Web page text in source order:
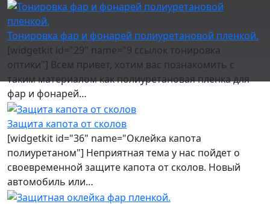
Тонировка фар и фонарей полиуретановой пленкой.
[widgetkit id="29" name="9 ссылок тонировка
оптики"] Всем привет, хотим вас познакомить с
таким материалом как полиуретановая пленка для
фар и фонарей…
Защита капота от сколов
[widgetkit id="36" name="Оклейка капота
полиуретаном"] Неприятная тема у нас пойдет о
своевременной защите капота от сколов. Новый
автомобиль или…